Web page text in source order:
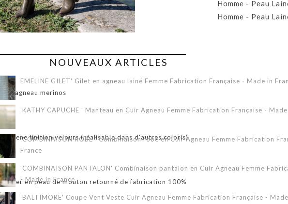
agneau merinos
chene finition velours (réalisable dans d'autres coloris)
en peau de mouton retourné de fabrication 100%
Homme - Peau
Homme - Peau
Femme - Peau
Pantalon
NOUVEAUX ARTICLES
EMELINE GILET' Gilet en agneau lainé Femme Fabrication Française - Made in
'KATHY CAPUCHE ' Manteau en Cuir Agneau Femme Fabrication Française -
'COMBINAISON ROBE ' Combinaison robe en Cuir Agneau Femme Fabrication
France
'COMBINAISON PANTALON' Combinaison pantalon en Cuir Agneau Femme
- Made in France
'BALTIMORE' Coupe Vent Veste Cuir Agneau Femme Fabrication Française -